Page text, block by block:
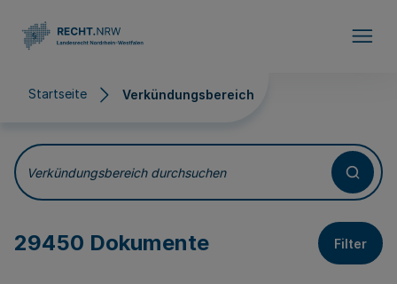
Startseite Verkündungsbereich
Verkündungsbereich
Verkündungsbereich durchsuchen
29450 Dokumente Filter